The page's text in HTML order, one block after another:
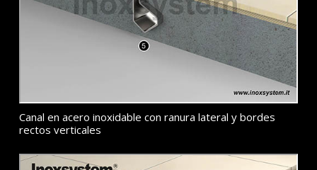
Canal en acero inoxidable con ranura lateral y bordes
rectos verticales